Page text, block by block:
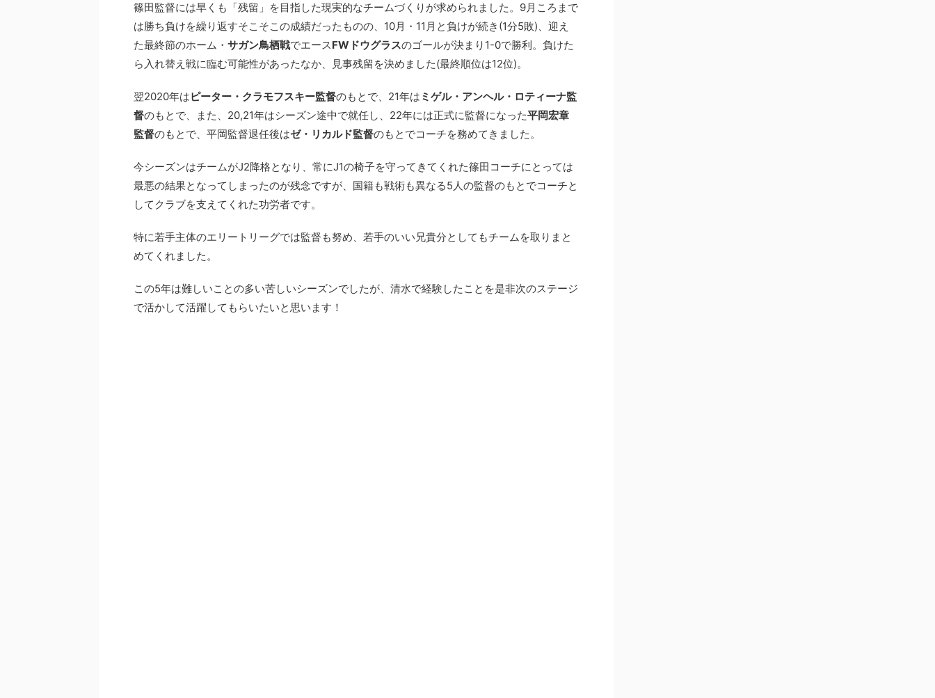
篠田監督には早くも「残留」を目指した現実的なチームづくりが求められました。9月ころまで
は勝ち負けを繰り返すそこそこの成績だったものの、10月・11月と負けが続き(1分5敗)、迎え
た最終節のホーム・ サガン鳥栖戦でエースFWドウグラスのゴールが決まり1-0で勝利。負けた
ら入れ替え戦に臨む可能性があったなか、見事残留を決めました(最終順位は12位)。
翌2020年はピーター・クラモフスキー監督のもとで、21年は ミゲル・アンヘル・ロティーナ監
督のもとで、また、20,21年はシーズン途中で就任し、22年には正式に監督になった平岡宏章
監督のもとで、平岡監督退任後はゼ・リカルド監督のもとでコーチを務めてきました。
今シーズンはチームがJ2降格となり、常にJ1の椅子を守ってきてくれた篠田コーチにとっては
最悪の結果となってしまったのが残念ですが、国籍も戦術も異なる5人の監督のもとでコーチと
してクラブを支えてくれた功労者です。
特に若手主体のエリートリーグでは監督も努め、若手のいい兄貴分としてもチームを取りまと
めてくれました。
この5年は難しいことの多い苦しいシーズンでしたが、清水で経験したことを是非次のステージ
で活かして活躍してもらいたいと思います！